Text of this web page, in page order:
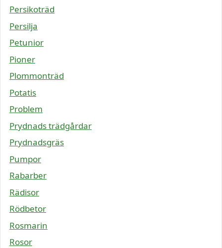
Persikoträd
Persilja
Petunior
Pioner
Plommonträd
Potatis
Problem
Prydnads trädgårdar
Prydnadsgräs
Pumpor
Rabarber
Rädisor
Rödbetor
Rosmarin
Rosor